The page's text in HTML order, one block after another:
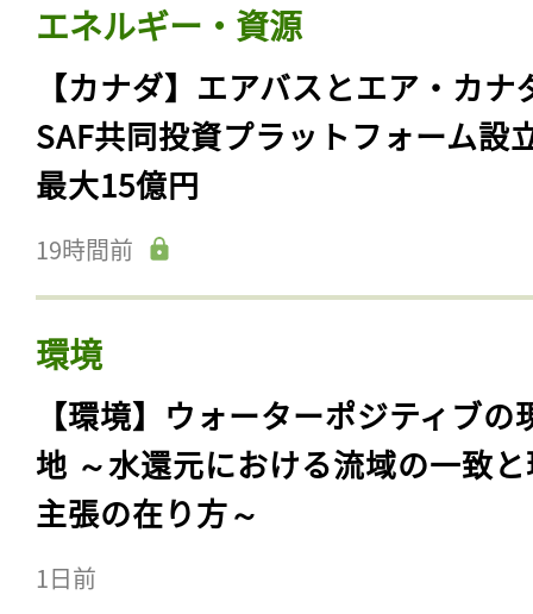
エネルギー・資源
【カナダ】エアバスとエア・カナ
SAF共同投資プラットフォーム設
最大15億円
19時間前
環境
【環境】ウォーターポジティブの
地 ～水還元における流域の一致
主張の在り方～
1日前